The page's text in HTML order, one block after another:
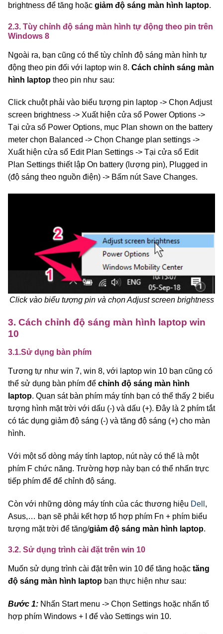
brightness để tăng hoặc giảm độ sáng màn hình laptop.
2.3. Tùy chỉnh độ sáng màn hình tự động theo pin trên
Windows 8
Ngoài ra, bạn cũng có thể tùy chỉnh độ sáng màn hình tự
động theo pin đối với laptop win 8. Cách chỉnh sáng màn
hình laptop theo pin như sau:
Click chuột phải vào biểu tượng pin laptop -> Chọn Adjust
screen brightness -> Xuất hiện cửa sổ Power Options ->
Tại cửa sổ Power Options, mục Plan shown on the battery
meter chọn Balanced -> Chọn Change plan settings ->
Xuất hiện cửa sổ Edit Plan Settings -> Tại cửa sổ Edit
Plan Settings thiết lập On battery (lượng pin), Plugged in
(độ sáng theo nguồn điện) -> Bấm nút Save Changes.
Click vào biểu tượng pin và chọn Adjust screen brightness
3. Cách chỉnh độ sáng màn hình laptop win
10
3.1.Sử dụng bàn phím
Tương tự như win 7, win 8, với laptop win 10 bạn cũng có
thể sử dụng bàn phím để chỉnh độ sáng màn hình
laptop. Quan sát bàn phím máy tính bạn có thể thấy 2 biểu
tượng hình mặt trời với dấu (-) và dấu (+). Đây là 2 phím tắt
có tác dụng giảm độ sáng (-) và tăng độ sáng (+) cho màn
hình.
Với một số dòng máy tính laptop, nút này có thể là một
phím F chức năng. Trường hợp này bạn có thể nhấn trực
tiếp phím để để chỉnh độ sáng.
Còn với những dòng máy tính của các thương hiệu Dell ,
Asus,… bạn sẽ phải kết hợp tổ hợp phím Fn + phím biểu
tượng mặt trời để tăng/giảm độ sáng màn hình laptop.
3.2. Sử dụng trình cài đặt trên win 10
Muốn sử dụng trình cài đặt trên win 10 để tăng hoặc tăng
độ sáng màn hình laptop bạn thực hiện như sau:
Bước 1: Nhấn Start menu -> Chọn Settings hoặc nhấn tổ
hợp phím Windows + I để vào Settings win 10.